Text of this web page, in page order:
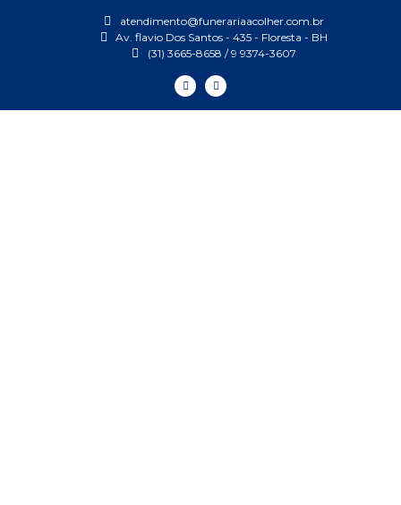
atendimento@funerariaacolher.com.br
Av. flavio Dos Santos - 435 - Floresta - BH
(31) 3665-8658 / 9 9374-3607